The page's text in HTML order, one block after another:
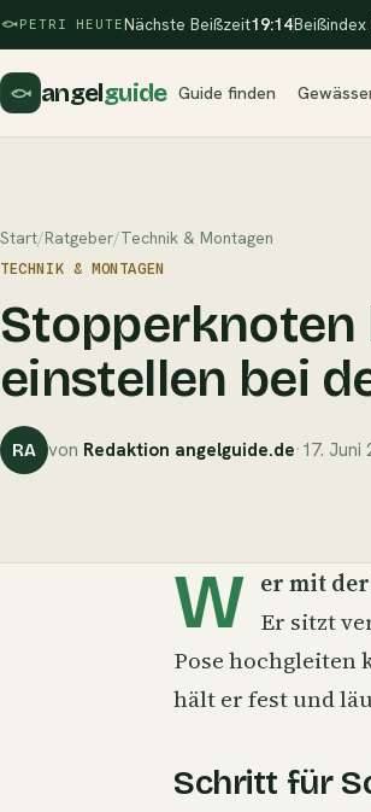
PETRI HEUTENächste Beißzeit19:14Beißindex
angelguide Guide finden
Start/Ratgeber/Technik & Montagen
TECHNIK & MONTAGEN
Stopperknoten
einstellen bei
RA von Redaktion angelguide.de· 17. Juni
W er mit der
Er sitzt
Pose hochgleiten
hält er fest und
Schritt für